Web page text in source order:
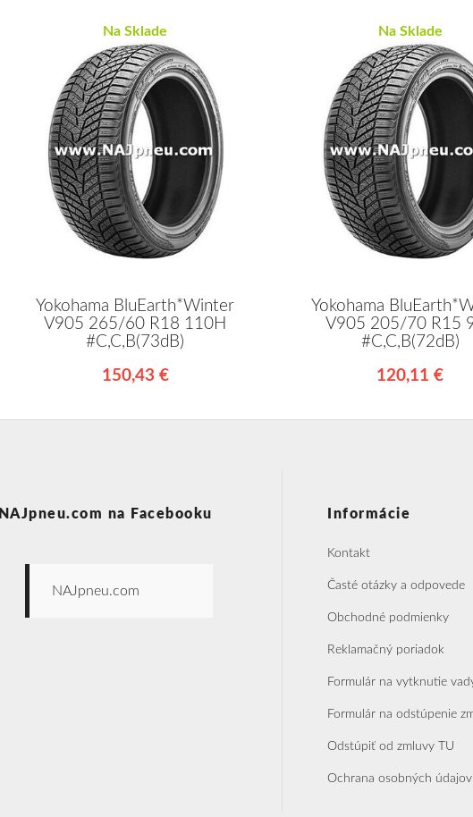
Na Sklade
Yokohama BluEarth*Winter
V905 265/60 R18 110H
#C,C,B(73dB)
150,43 €
Na Sklade
Yokohama
V905 205/70 R15
#C,C,B(72dB)
120,11 €
NAJpneu.com na Facebooku
NAJpneu.com
Informácie
Kontakt
Časté otázky a odpovede
Obchodné podmienky
Reklamačný poriadok
Formulár na vytknutie
Formulár na odstúpenie
Odstúpiť od zmluvy TU
Ochrana osobných údajov